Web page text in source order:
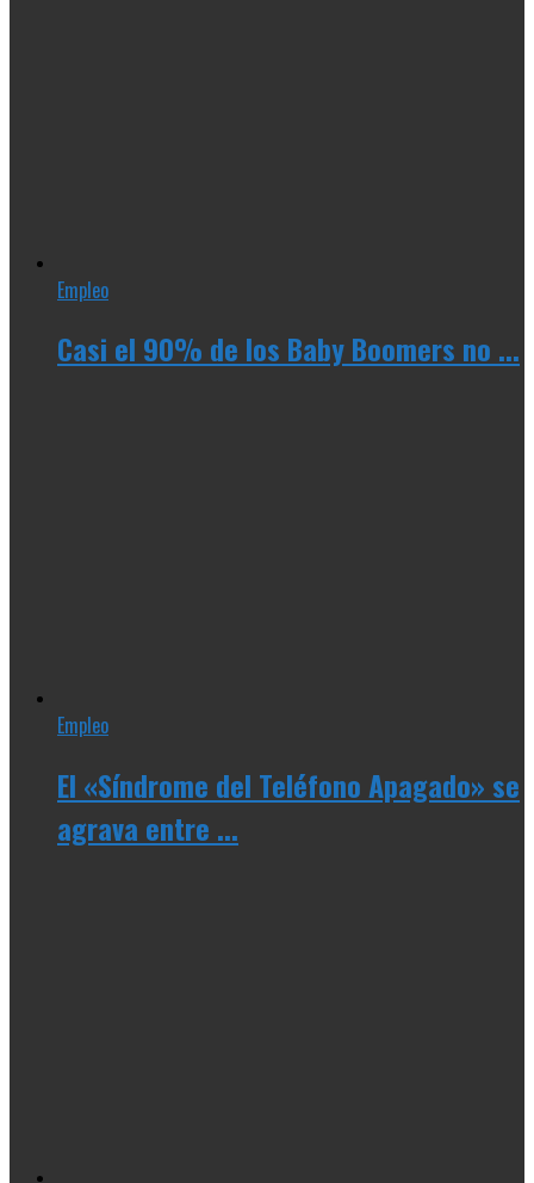
Empleo
Casi el 90% de los Baby Boomers no ...
Empleo
El «Síndrome del Teléfono Apagado» se
agrava entre ...